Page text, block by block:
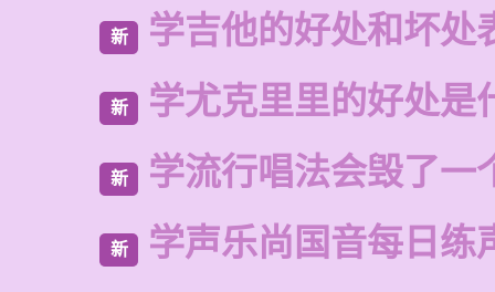
新 学吉他的好处和坏处
新 学尤克里里的好处是
新 学流行唱法会毁了一
新 学声乐尚国音每日练